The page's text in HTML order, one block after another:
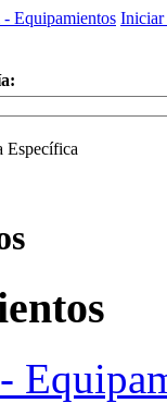
Equipamientos Iniciar
Específica